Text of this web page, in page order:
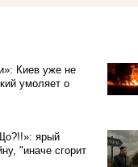
Киев уже не
умоляет о
ярый
"иначе сгорит